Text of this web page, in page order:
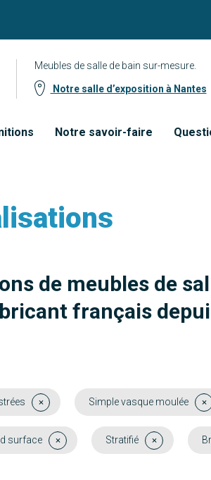
Meubles de salle de bain sur-mesure.
Notre salle d’exposition à Nantes
Notre savoir-faire
de meubles de
français
Simple vasque moulée
surface Stratifié